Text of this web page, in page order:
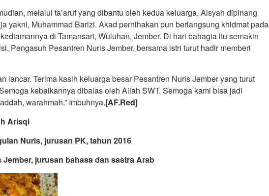
melalui ta’aruf yang dibantu oleh kedua keluarga, Aisyah dipinang
yakni, Muhammad Barizi. Akad pernihakan pun berlangsung khidmat pada
di Tamansari, Wuluhan, Jember. Di hari bahagia itu semakin
Pengasuh Pesantren Nuris Jember, bersama istri turut hadir memberi
lancar. Terima kasih keluarga besar Pesantren Nuris Jember yang turut
kebaikannya dibalas oleh Allah SWT. Semoga kami bisa jadi
warahmah.” Imbuhnya.[AF.Red]
Nuris, jurusan PK, tahun 2016
jurusan bahasa dan sastra Arab